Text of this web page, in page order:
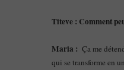
Titeve : Comment
Maria : Ça me
qui se transforme en